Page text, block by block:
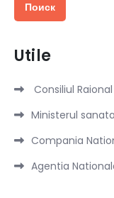
Utile
Consiliul
Ministerul
Compania
Agentia